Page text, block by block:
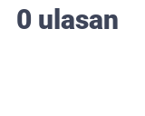
0 ulasan